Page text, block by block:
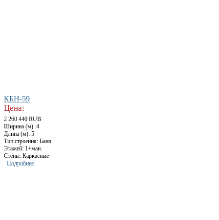
КБН-59
Цена:
2 260 440 RUB
Ширина (м): 4
Длина (м): 5
Тип строения: Баня
Этажей: 1+ман.
Стены: Каркасные
Подробнее